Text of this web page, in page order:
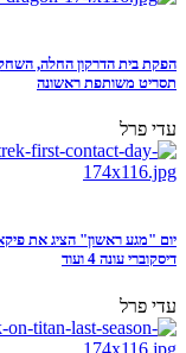
הפקת בית הדרקון החלה,
תסריט משותפת ראשונה
עדי פרל
דיסקוברי עונה 4 ועוד
עדי פרל